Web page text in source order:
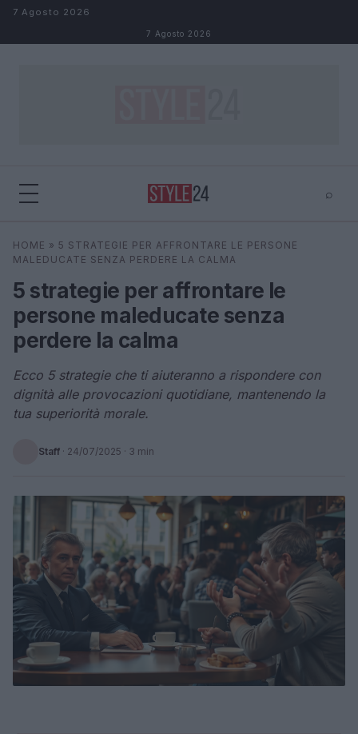
Salta al contenuto
7 Agosto 2026
7 Agosto 2026
⌕
Cerca
HOME » 5 STRATEGIE PER AFFRONTARE LE PERSONE
MALEDUCATE SENZA PERDERE LA CALMA
5 strategie per affrontare le
persone maleducate senza
perdere la calma
Ecco 5 strategie che ti aiuteranno a rispondere con
dignità alle provocazioni quotidiane, mantenendo la
tua superiorità morale.
Staff · 24/07/2025 · 3 min